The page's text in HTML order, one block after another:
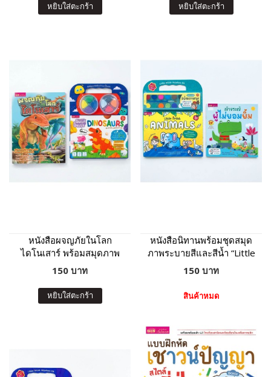
หยิบใส่ตะกร้า หยิบใส่ตะกร้า
หนังสือผจญภัยในโลก
ไดโนเสาร์ พร้อมสมุดภาพ
และดินเบาปั้นแปะ
Dinosaurs : ภาพไดโนเสาร์
8 ฉาก 11 ตัว ดินเบา 8 สี
150 บาท
หยิบใส่ตะกร้า
หนังสือนิทานพร้อมชุดสมุด
ภาพระบายสีและสีน้ำ “Little
Artist : Animals” ปกเหลือง
150 บาท
สินค้าหมด